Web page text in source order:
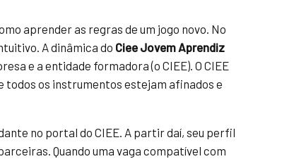
aprender as regras de um jogo novo. No
A dinâmica do Ciee Jovem Aprendiz
e a entidade formadora (o CIEE). O CIEE
todos os instrumentos estejam afinados e
no portal do CIEE. A partir daí, seu perfil
Quando uma vaga compatível com